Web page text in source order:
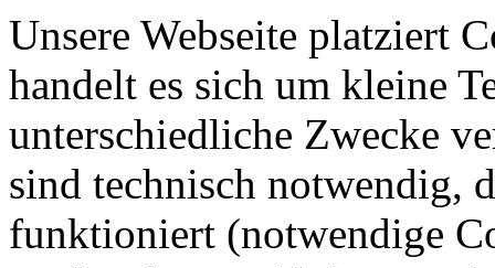
Unsere Webseite platziert
handelt es sich um kleine
unterschiedliche Zwecke
sind technisch notwendig,
funktioniert (notwendige